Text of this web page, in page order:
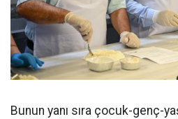
Bunun yanı sıra çocuk-genç-